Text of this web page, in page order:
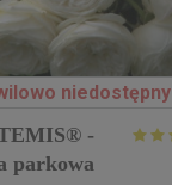
niedostępny
-
parkowa